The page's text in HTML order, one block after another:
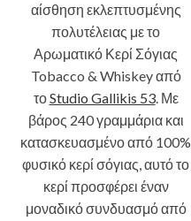
αίσθηση εκλεπτυσμένης
πολυτέλειας με το
Αρωματικό Κερί Σόγιας
Tobacco & Whiskey από
τοStudio Gallikis 53. Με
βάρος 240 γραμμάρια και
κατασκευασμένο από 100%
φυσικό κερί σόγιας, αυτό το
κερί προσφέρει έναν
μοναδικό συνδυασμό από